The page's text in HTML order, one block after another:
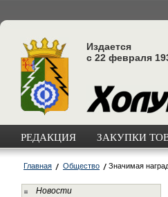
Издается
с 22 февраля
РЕДАКЦИЯ ЗАКУПКИ
Главная Общество Значимая
Новости